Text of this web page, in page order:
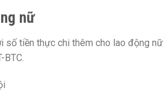
nữ
số tiền thực chi thêm cho lao động nữ